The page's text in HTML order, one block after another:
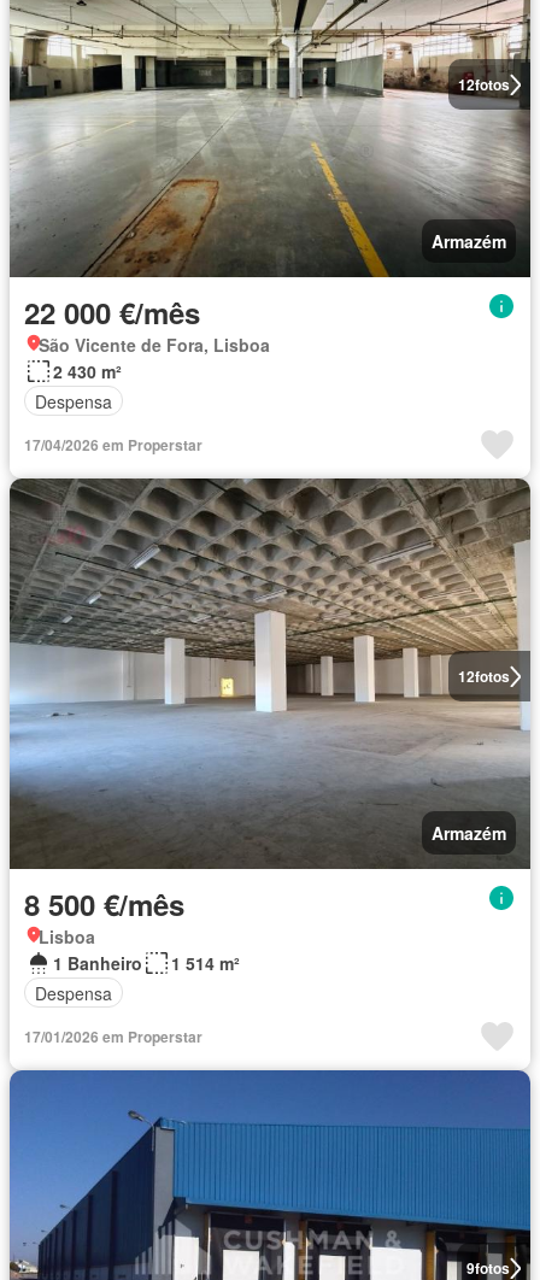
12fotos
Armazém
22 000 €/mês
São Vicente de Fora, Lisboa
2 430 m²
Despensa
17/04/2026 em Properstar
12fotos
Armazém
8 500 €/mês
Lisboa
1 Banheiro
1 514 m²
Despensa
17/01/2026 em Properstar
9fotos